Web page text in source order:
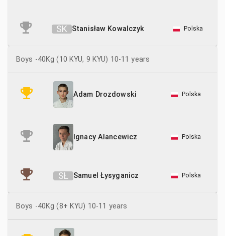
SK Stanisław Kowalczyk Polska
Boys -40Kg (10 KYU, 9 KYU) 10-11 years
Adam Drozdowski Polska
Ignacy Alancewicz Polska
SŁ Samuel Łysyganicz Polska
Boys -40Kg (8+ KYU) 10-11 years